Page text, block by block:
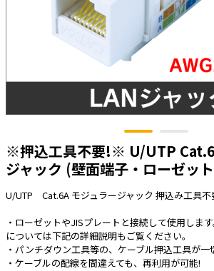
照明・照明器具
電源タップ・延長コード
スイッチ・コンセント（配線器具）
PF管/FEP管/CD管/情報線保護管
工具関連
その他
e431オリジナル
※押込工具不要!※ U/UTP
ジャック (壁面端子・ローゼッ
U/UTP Cat.6A モジュラージャック 押込み工具不
・ローゼットやJISプレートと接続して使用しま
については下記の詳細説明もご覧ください。
・パンチダウン工具等の、ケーブル押込工具が一
・ケーブルの配線を間違えても、再利用が可能!